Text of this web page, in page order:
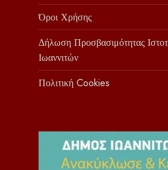
Όροι Χρήσης
Δήλωση Προσβασιμότητας
Ιωαννιτών
Πολιτική Cookies